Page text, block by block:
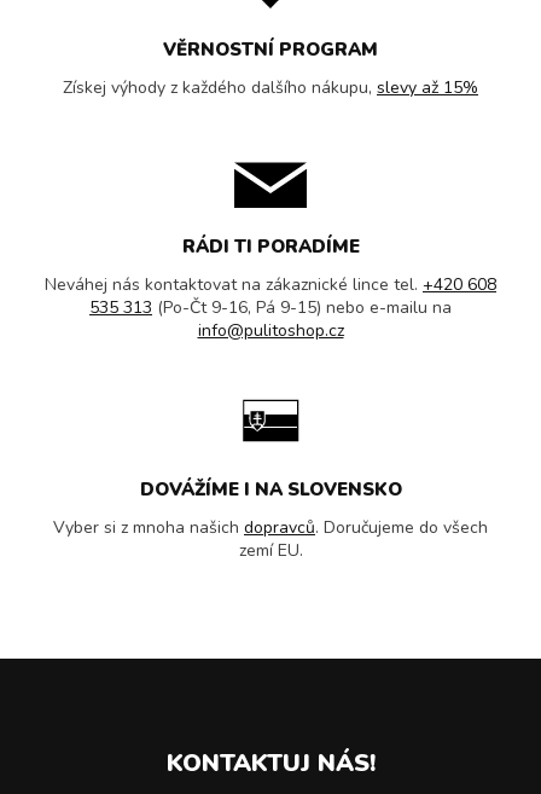
VĚRNOSTNÍ PROGRAM
Získej výhody z každého dalšího nákupu, slevy až 15%
RÁDI TI PORADÍME
Neváhej nás kontaktovat na zákaznické lince tel. +420 608
535 313 (Po-Čt 9-16, Pá 9-15) nebo e-mailu na
info@pulitoshop.cz
DOVÁŽÍME I NA SLOVENSKO
Vyber si z mnoha našich dopravců. Doručujeme do všech
zemí EU.
KONTAKTUJ NÁS!